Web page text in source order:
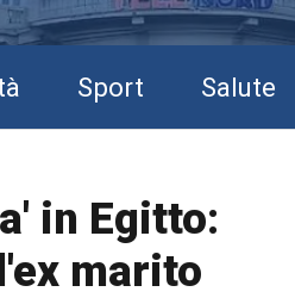
Sport Salute
in Egitto:
marito